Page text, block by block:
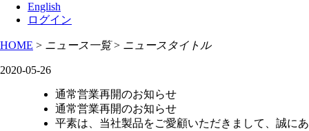
English
ログイン
HOME > ニュース一覧 > ニュースタイトル
2020-05-26
通常営業再開のお知らせ
通常営業再開のお知らせ
平素は、当社製品をご愛顧いただきまして、誠にあ